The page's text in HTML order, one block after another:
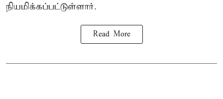
நியமிக்கப்பட்டுள்ளார்.
Read More